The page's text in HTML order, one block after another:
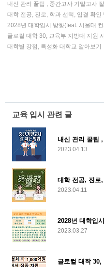
내신 관리 꿀팁 , 중간고사 기말고사
대학 전공, 진로, 학과 선택, 입결 확인
2028년 대학입시 방향(feat. 서울대
글로컬 대학 30, 교육부 지방대 지원
대학별 강점, 특성화 대학교 알아보기
교육 입시 관련 글
내신 관리 꿀팁
2023.04.13
대학 전공, 진로
2023.04.11
2028년 대학입
2023.03.27
글로컬 대학 30,